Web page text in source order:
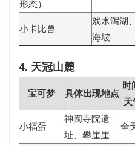
形态）
小卡比兽
戏水泻湖
海坡
4. 天冠山麓
宝可梦 具体出现地点
时
天
小福蛋
神阖寺院遗
址、攀崖崖
全